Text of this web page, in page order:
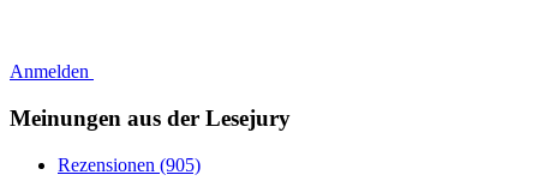
Anmelden
Meinungen aus der Lesejury
Rezensionen (905)